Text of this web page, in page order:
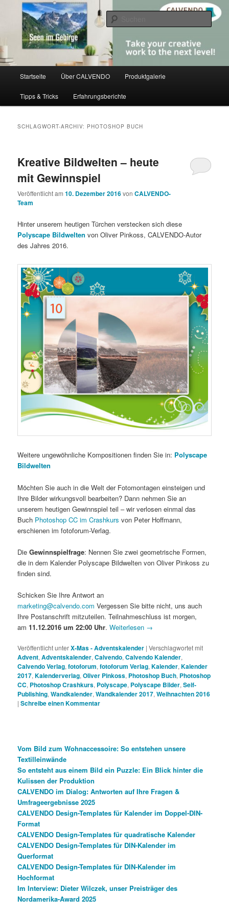
primären
springen
sekundären
springenCALVENDO
share creativity
Startseite Über CALVENDO Produktgalerie
Tipps & Tricks Erfahrungsberichte
SCHLAGWORT-ARCHIV: PHOTOSHOP BUCH
Kreative Bildwelten – heute
mit Gewinnspiel
Veröffentlicht am10. Dezember 2016vonCALVENDO-
Team
Hinter unserem heutigen Türchen verstecken sich diese
Polyscape Bildwelten von Oliver Pinkoss, CALVENDO-Autor
des Jahres 2016.
Weitere ungewöhnliche Kompositionen finden Sie in: Polyscape
Bildwelten
Möchten Sie auch in die Welt der Fotomontagen einsteigen und
Ihre Bilder wirkungsvoll bearbeiten? Dann nehmen Sie an
unserem heutigen Gewinnspiel teil – wir verlosen einmal das
Buch Photoshop CC im Crashkurs von Peter Hoffmann,
erschienen im fotoforum-Verlag.
DieGewinnspielfrage: Nennen Sie zwei geometrische Formen,
die in dem Kalender Polyscape Bildwelten von Oliver Pinkoss zu
finden sind.
Schicken Sie Ihre Antwort an
marketing@calvendo.com Vergessen Sie bitte nicht, uns auch
Ihre Postanschrift mitzuteilen. Teilnahmeschluss ist morgen,
am11.12.2016 um 22:00 Uhr.Weiterlesen →
Veröffentlicht unterX-Mas - Adventskalender |Verschlagwortet mit
Advent,Adventskalender,Calvendo,Calvendo Kalender,
Calvendo Verlag,fotoforum,fotoforum Verlag,Kalender,Kalender
2017,Kalenderverlag,Oliver Pinkoss, Photoshop Buch, Photoshop
CC, Photoshop Crashkurs, Polyscape, Polyscape Bilder,Self-
Publishing,Wandkalender,Wandkalender 2017,Weihnachten 2016
|Schreibe einen Kommentar
Vom Bild zum Wohnaccessoire: So entstehen unsere
Textilleinwände
So entsteht aus einem Bild ein Puzzle: Ein Blick hinter die
Kulissen der Produktion
CALVENDO im Dialog: Antworten auf Ihre Fragen &
Umfrageergebnisse 2025
CALVENDO Design-Templates für Kalender im Doppel-DIN-
Format
CALVENDO Design-Templates für quadratische Kalender
CALVENDO Design-Templates für DIN-Kalender im
Querformat
CALVENDO Design-Templates für DIN-Kalender im
Hochformat
Im Interview: Dieter Wilczek, unser Preisträger des
Nordamerika-Award 2025